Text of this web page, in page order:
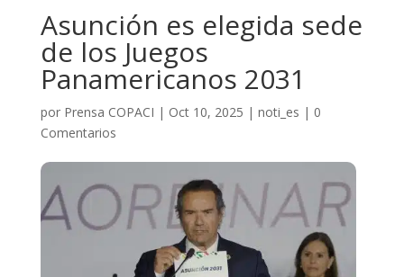
Asunción es elegida sede
de los Juegos
Panamericanos 2031
por Prensa COPACI | Oct 10, 2025 | noti_es | 0
Comentarios